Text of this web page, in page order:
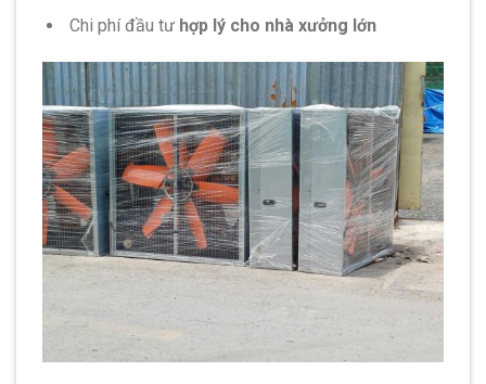
Chi phí đầu tư hợp lý cho nhà xưởng lớn